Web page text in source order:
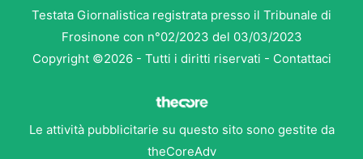
Testata Giornalistica registrata presso il Tribunale di
Frosinone con n°02/2023 del 03/03/2023
Copyright ©2026 - Tutti i diritti riservati - Contattaci
Le attività pubblicitarie su questo sito sono gestite da
theCoreAdv